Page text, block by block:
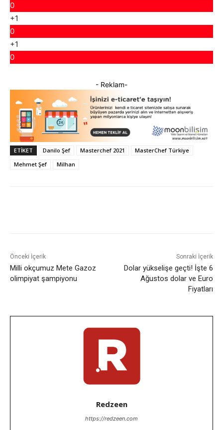
0
+1
0
+1
0
- Reklam-
ETIKET Danilo Şef Masterchef 2021
MasterChef Türkiye
Mehmet Şef
Milhan
Önceki İçerik
Milli okçumuz Mete Gazoz
olimpiyat şampiyonu
Sonraki İçerik
Dolar yükselişe geçti! İşte 6
Ağustos dolar ve Euro
Fiyatları
Redzeen
https://redzeen.com